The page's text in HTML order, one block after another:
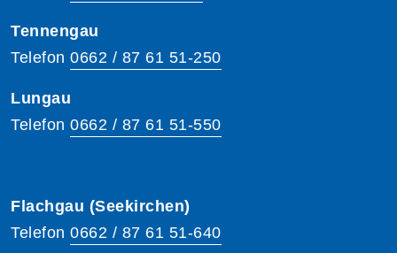
Tennengau
Telefon 0662 / 87 61 51-250
Lungau
Telefon 0662 / 87 61 51-550
Flachgau (Seekirchen)
Telefon 0662 / 87 61 51-640